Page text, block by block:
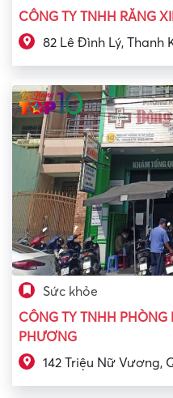
CÔNG TY TNHH RĂNG
82 Lê Đình Lý, Thanh
Sức khỏe
CÔNG TY TNHH
PHƯƠNG
142 Triệu Nữ Vương,